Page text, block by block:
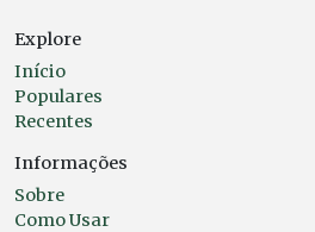
Explore
Início
Populares
Recentes
Informações
Sobre
Como Usar